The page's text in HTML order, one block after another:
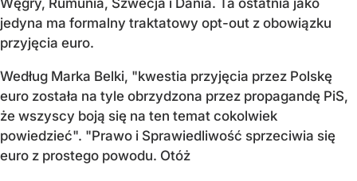
Węgry, Rumunia, Szwecja i Dania. Ta ostatnia jako
jedyna ma formalny traktatowy opt-out z obowiązku
przyjęcia euro.
Według Marka Belki, "kwestia przyjęcia przez Polskę
euro została na tyle obrzydzona przez propagandę PiS,
że wszyscy boją się na ten temat cokolwiek
powiedzieć". "Prawo i Sprawiedliwość sprzeciwia się
euro z prostego powodu. Otóż